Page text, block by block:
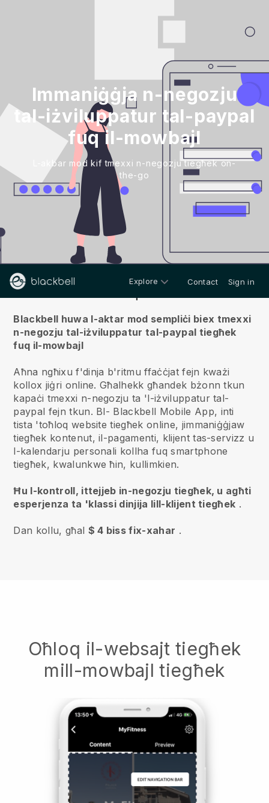
Immaniġġja n-negozju
tal-iżviluppatur tal-paypal
fuq il-mowbajl
L-akbar mod kif tmexxi n-negozju tiegħek on-
the-go
Explore Contact Sign in
Blackbell huwa l-aktar mod sempliċi biex tmexxi
n-negozju tal-iżviluppatur tal-paypal tiegħek
fuq il-mowbajl
Aħna ngħixu f'dinja b'ritmu ffaċċjat fejn kważi
kollox jiġri online.Għalhekk għandek bżonn tkun
kapaċi tmexxi n-negozju ta 'l-iżviluppatur tal-
paypal fejn tkun. Bl- Blackbell Mobile App, inti
tista 'toħloq website tiegħek online, jimmaniġġjaw
tiegħek kontenut, il-pagamenti, klijent tas-servizz u
l-kalendarju personali kollha fuq smartphone
tiegħek, kwalunkwe ħin, kullimkien.
Ħu l-kontroll, ittejjeb in-negozju tiegħek, u agħti
esperjenza ta 'klassi dinjija lill-klijent tiegħek .
Dan kollu, għal $ 4 biss fix-xahar .
Oħloq il-websajt tiegħek
mill-mowbajl tiegħek